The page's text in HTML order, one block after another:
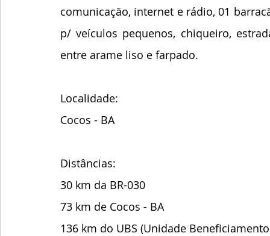
comunicação, internet e rádio, 01
p/ veículos pequenos, chiqueiro,
entre arame liso e farpado.
Localidade:
Cocos - BA
Distâncias:
30 km da BR-030
73 km de Cocos - BA
136 km do UBS (Unidade